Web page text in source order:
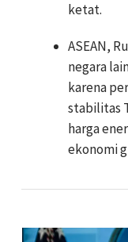
ketat.
ASEAN,
negara
karena
stabilitas
harga
ekonomi